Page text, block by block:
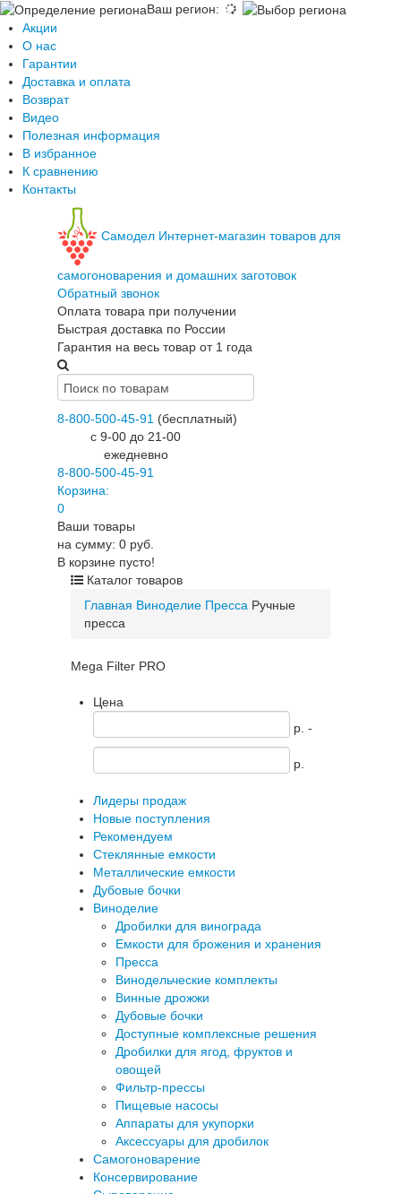
Ваш регион:
Акции
О нас
Гарантии
Доставка и оплата
Возврат
Видео
Полезная информация
В избранное
К сравнению
Контакты
Самодел Интернет-магазин товаров для
самогоноварения и домашних заготовок
Обратный звонок
Оплата товара при получении
Быстрая доставка по России
Гарантия на весь товар от 1 года
8-800-500-45-91 (бесплатный)
c 9-00 до 21-00
ежедневно
8-800-500-45-91
Корзина:
0
Ваши товары
на сумму: 0 руб.
В корзине пусто!
Каталог товаров
Главная Виноделие Пресса Ручные
пресса
Mega Filter PRO
Цена
p. -
p.
Лидеры продаж
Новые поступления
Рекомендуем
Стеклянные емкости
Металлические емкости
Дубовые бочки
Виноделие
Дробилки для винограда
Емкости для брожения и хранения
Пресса
Винодельческие комплекты
Винные дрожжи
Дубовые бочки
Доступные комплексные решения
Дробилки для ягод, фруктов и
овощей
Фильтр-прессы
Пищевые насосы
Аппараты для укупорки
Аксессуары для дробилок
Самогоноварение
Консервирование